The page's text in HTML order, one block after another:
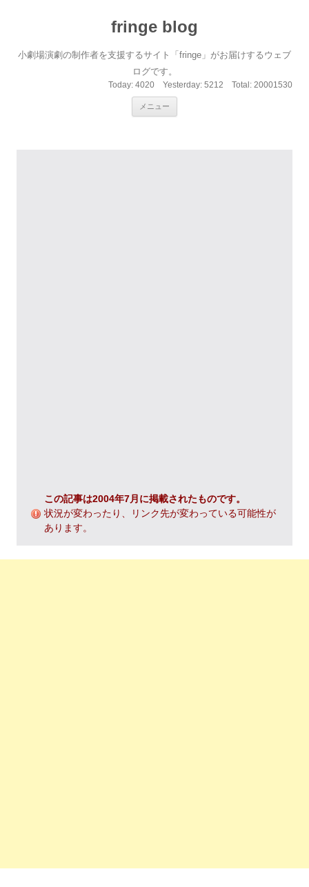
fringe blog
小劇場演劇の制作者を支援するサイト「fringe」がお届けするウェブ
ログです。
Today: 4020 Yesterday: 5212 Total: 20001530
メニュー
この記事は2004年7月に掲載されたものです。
状況が変わったり、リンク先が変わっている可能性が
あります。